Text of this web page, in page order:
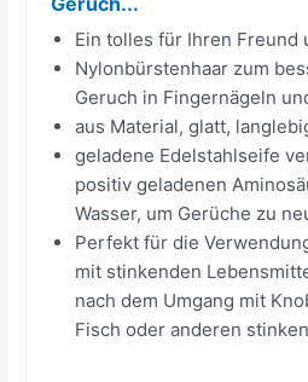
Ein tolles für Ihren Freund
Nylonbürstenhaar zum
Geruch in Fingernägeln
aus Material, glatt,
geladene Edelstahlseife
positiv geladenen
Wasser, um Gerüche zu
Perfekt für die
mit stinkenden
nach dem Umgang mit
Fisch oder anderen